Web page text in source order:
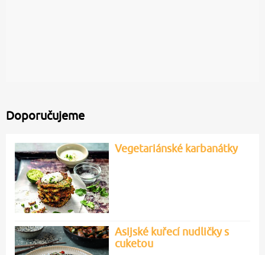
Doporučujeme
Vegetariánské karbanátky
Asijské kuřecí nudličky s
cuketou